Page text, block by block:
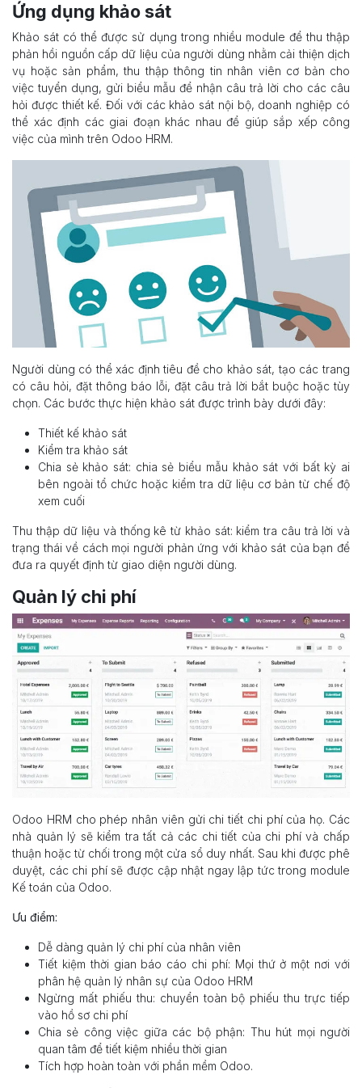
Ứng dụng khảo sát
Khảo sát có thể được sử dụng trong nhiều module để thu thập
phản hồi nguồn cấp dữ liệu của người dùng nhằm cải thiện dịch
vụ hoặc sản phẩm, thu thập thông tin nhân viên cơ bản cho
việc tuyển dụng, gửi biểu mẫu để nhận câu trả lời cho các câu
hỏi được thiết kế. Đối với các khảo sát nội bộ, doanh nghiệp có
thể xác định các giai đoạn khác nhau để giúp sắp xếp công
việc của mình trên Odoo HRM.
Người dùng có thể xác định tiêu đề cho khảo sát, tạo các trang
có câu hỏi, đặt thông báo lỗi, đặt câu trả lời bắt buộc hoặc tùy
chọn. Các bước thực hiện khảo sát được trình bày dưới đây:
Thiết kế khảo sát
Kiểm tra khảo sát
Chia sẻ khảo sát: chia sẻ biểu mẫu khảo sát với bất kỳ ai
bên ngoài tổ chức hoặc kiểm tra dữ liệu cơ bản từ chế độ
xem cuối
Thu thập dữ liệu và thống kê từ khảo sát: kiểm tra câu trả lời và
trạng thái về cách mọi người phản ứng với khảo sát của bạn để
đưa ra quyết định từ giao diện người dùng.
Quản lý chi phí
Odoo HRM cho phép nhân viên gửi chi tiết chi phí của họ. Các
nhà quản lý sẽ kiểm tra tất cả các chi tiết của chi phí và chấp
thuận hoặc từ chối trong một cửa sổ duy nhất. Sau khi được phê
duyệt, các chi phí sẽ được cập nhật ngay lập tức trong module
Kế toán của Odoo.
Ưu điểm:
Dễ dàng quản lý chi phí của nhân viên
Tiết kiệm thời gian báo cáo chi phí: Mọi thứ ở một nơi với
phân hệ quản lý nhân sự của Odoo HRM
Ngừng mất phiếu thu: chuyển toàn bộ phiếu thu trực tiếp
vào hồ sơ chi phí
Chia sẻ công việc giữa các bộ phận: Thu hút mọi người
quan tâm để tiết kiệm nhiều thời gian
Tích hợp hoàn toàn với phần mềm Odoo.